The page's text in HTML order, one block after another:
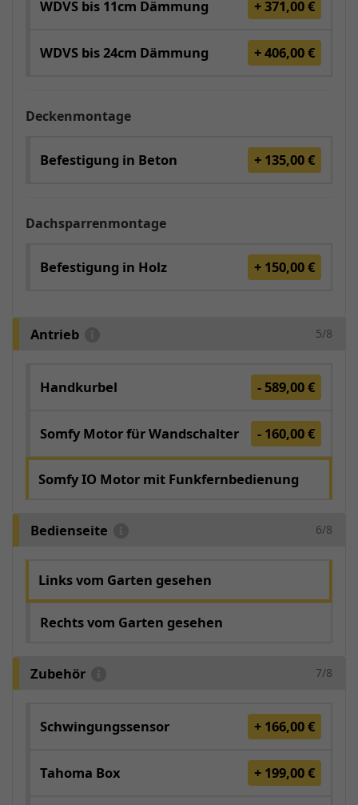
WDVS bis 11cm Dämmung + 371,00 €
WDVS bis 24cm Dämmung + 406,00 €
Deckenmontage
Befestigung in Beton + 135,00 €
Dachsparrenmontage
Befestigung in Holz + 150,00 €
Antrieb 5/8
Handkurbel - 589,00 €
Somfy Motor für Wandschalter - 160,00 €
Somfy IO Motor mit Funkfernbedienung
Bedienseite 6/8
Links vom Garten gesehen
Rechts vom Garten gesehen
Zubehör 7/8
Schwingungssensor + 166,00 €
Tahoma Box + 199,00 €